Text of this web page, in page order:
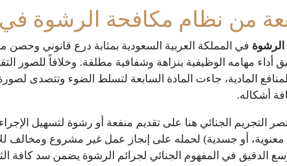
من نظام مكافحة الرشوة
الرشوة في المملكة العربية السعودية بمثابة درع قانوني
مهامه الوظيفية بنزاهة وشفافية مطلقة. وخلافاً للصور
المادية، جاءت المادة السابعة لتسلط الضوء وتتصدى
أشكاله.
التجريم الجنائي هنا على تقديم منفعة أو رشوة لتسهيل
معنوية، أو جسدية) لحمله على إنجاز عمل غير مشروع ومخالف
الدقيق في المفهوم الجنائي لجرائم الرشوة يضمن سد كافة